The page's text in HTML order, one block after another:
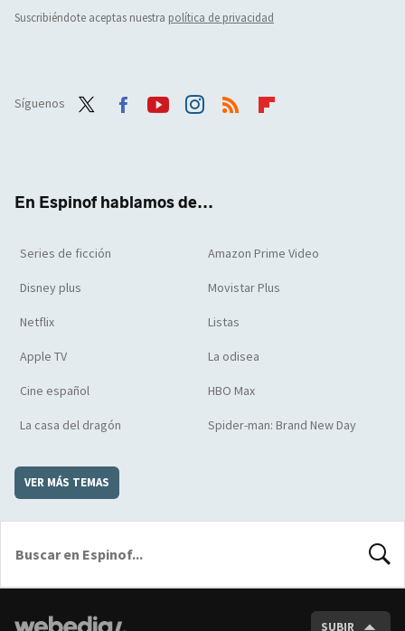
Suscribiéndote aceptas nuestra política de privacidad
Síguenos
En Espinof hablamos de...
Series de ficción Amazon Prime Video
Disney plus Movistar Plus
Netflix Listas
Apple TV La odisea
Cine español HBO Max
La casa del dragón Spider-man: Brand New Day
VER MÁS TEMAS
SUBIR